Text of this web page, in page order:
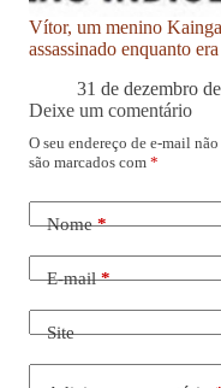
Vítor, um menino
assassinado enquanto
31 de dezembro
Deixe um comentário
O seu endereço de e-mail
são marcados com *
Nome*
E-mail*
Site